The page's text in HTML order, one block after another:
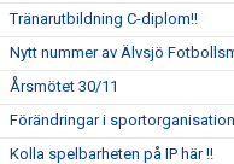
Tränarutbildning C-diplom!!
Nytt nummer av Älvsjö
Årsmötet 30/11
Förändringar i
Kolla spelbarheten på IP här !!